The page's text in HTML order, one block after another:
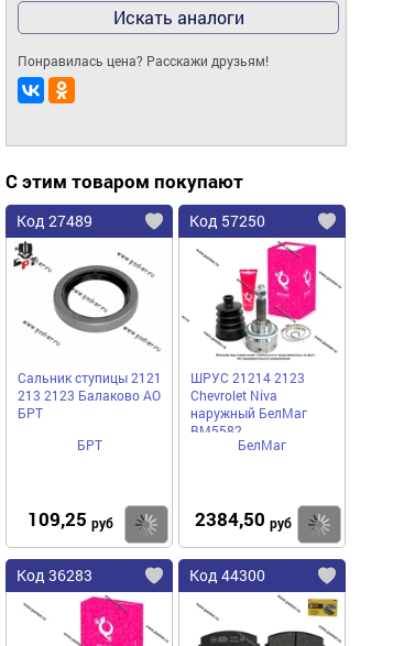
Искать аналоги
Понравилась цена? Расскажи друзьям!
С этим товаром покупают
Код 27489
Сальник ступицы 2121
213 2123 Балаково АО
БРТ
БРТ
109,25 руб Купить
Код 57250
ШРУС 21214 2123
Chevrolet Niva
наружный БелМаг
BM5582
БелМаг
2384,50 руб
Код 36283 Код 44300